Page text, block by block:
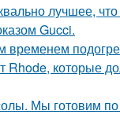
лучшее,
Gucci.
временем
Rhode, которые
Мы готовим